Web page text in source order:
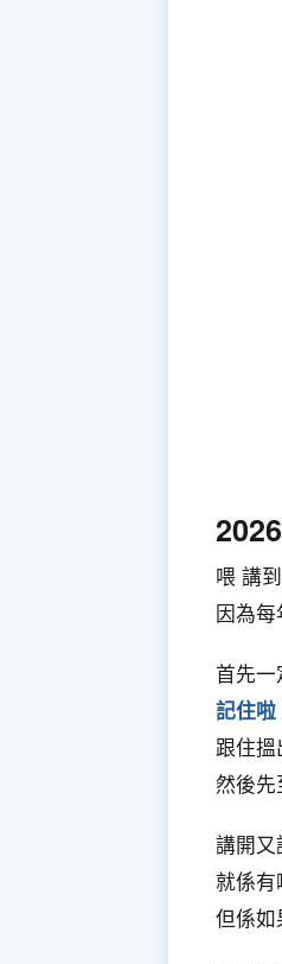
喂 講
因為
首先
記住
跟住搵
然後
講開
就係
但係如